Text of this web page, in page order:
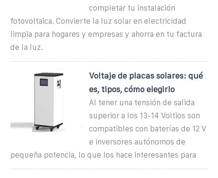
completar tu instalación
fotovoltaica. Convierte la luz solar en electricidad
limpia para hogares y empresas y ahorra en tu factura
de la luz.
Voltaje de placas solares: qué
es, tipos, cómo elegirlo
Al tener una tensión de salida
superior a los 13-14 Voltios son
compatibles con baterías de 12 V
e inversores autónomos de
pequeña potencia, lo que los hace interesantes para